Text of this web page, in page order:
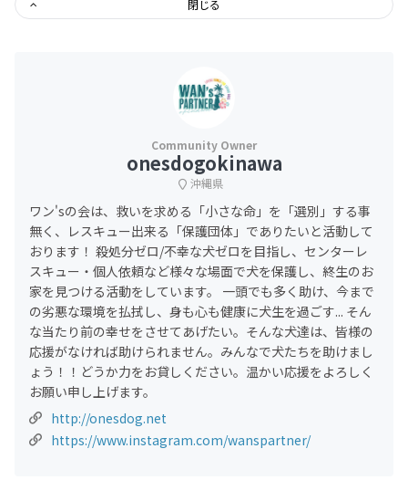
閉じる
onesdogokinawa
沖縄県
ワン'sの会は、救いを求める「小さな命」を「選別」する事
無く、レスキュー出来る「保護団体」でありたいと活動して
おります！ 殺処分ゼロ/不幸な犬ゼロを目指し、センターレ
スキュー・個人依頼など様々な場面で犬を保護し、終生のお
家を見つける活動をしています。 一頭でも多く助け、今まで
の劣悪な環境を払拭し、身も心も健康に犬生を過ごす... そん
な当たり前の幸せをさせてあげたい。そんな犬達は、皆様の
応援がなければ助けられません。みんなで犬たちを助けまし
ょう！！どうか力をお貸しください。温かい応援をよろしく
お願い申し上げます。
http://onesdog.net
https://www.instagram.com/wanspartner/